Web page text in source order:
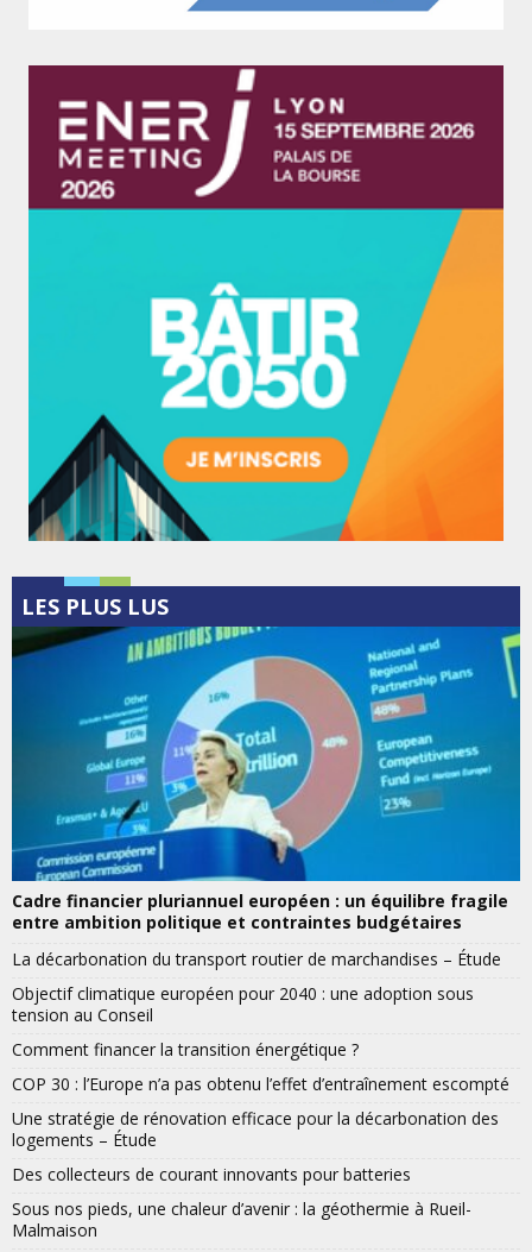
LES PLUS LUS
Cadre financier pluriannuel européen : un équilibre fragile
entre ambition politique et contraintes budgétaires
La décarbonation du transport routier de marchandises – Étude
Objectif climatique européen pour 2040 : une adoption sous
tension au Conseil
Comment financer la transition énergétique ?
COP 30 : l’Europe n’a pas obtenu l’effet d’entraînement escompté
Une stratégie de rénovation efficace pour la décarbonation des
logements – Étude
Des collecteurs de courant innovants pour batteries
Sous nos pieds, une chaleur d’avenir : la géothermie à Rueil-
Malmaison